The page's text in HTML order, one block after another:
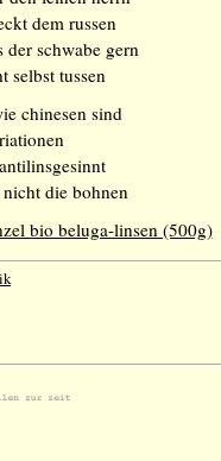
dem russen
der schwabe gern
selbst tussen
chinesen sind
die bohnen
bio beluga-linsen (500g)